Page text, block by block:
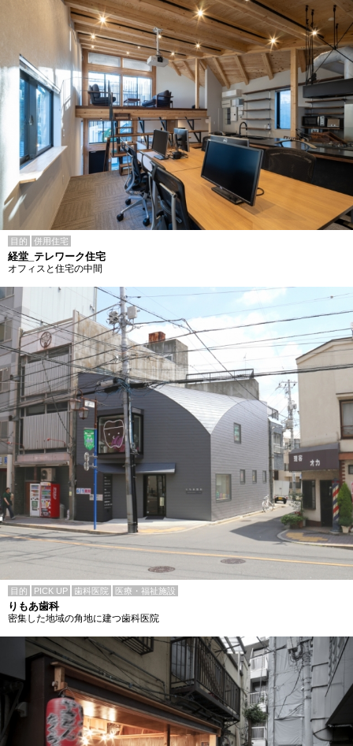
目的 併用住宅
経堂_テレワーク住宅
オフィスと住宅の中間
目的 PICK UP 歯科医院 医療・福祉施設
りもあ歯科
密集した地域の角地に建つ歯科医院